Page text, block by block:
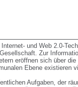
und Web 2.0-
Zur
eröffnen sich über
Ebene
Aufgaben, der